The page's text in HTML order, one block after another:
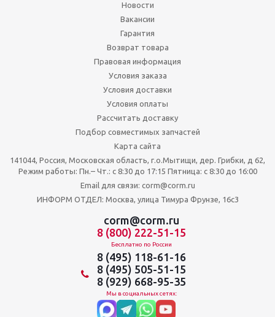
Новости
Вакансии
Гарантия
Возврат товара
Правовая информация
Условия заказа
Условия доставки
Условия оплаты
Рассчитать доставку
Подбор совместимых запчастей
Карта сайта
141044, Россия, Московская область, г.о.Мытищи, дер. Грибки, д 62,
Режим работы: Пн.– Чт.: с 8:30 до 17:15 Пятница: c 8:30 до 16:00
Email для связи: corm@corm.ru
ИНФОРМ ОТДЕЛ: Москва, улица Тимура Фрунзе, 16с3
corm@corm.ru
8 (800) 222-51-15
Бесплатно по России
8 (495) 118-61-16
8 (495) 505-51-15
8 (929) 668-95-35
Мы в социальных сетях: